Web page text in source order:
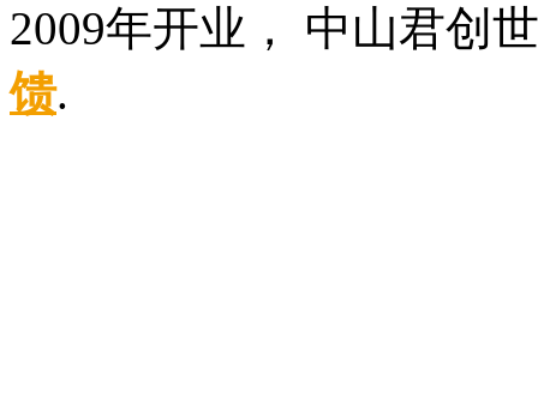
2009年开业， 中山君
馈.